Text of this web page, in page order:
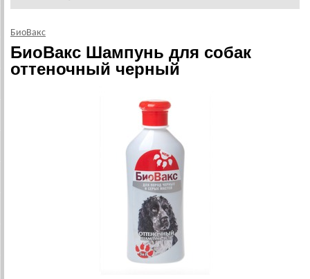
БиоВакс
БиоВакс Шампунь для собак
оттеночный черный